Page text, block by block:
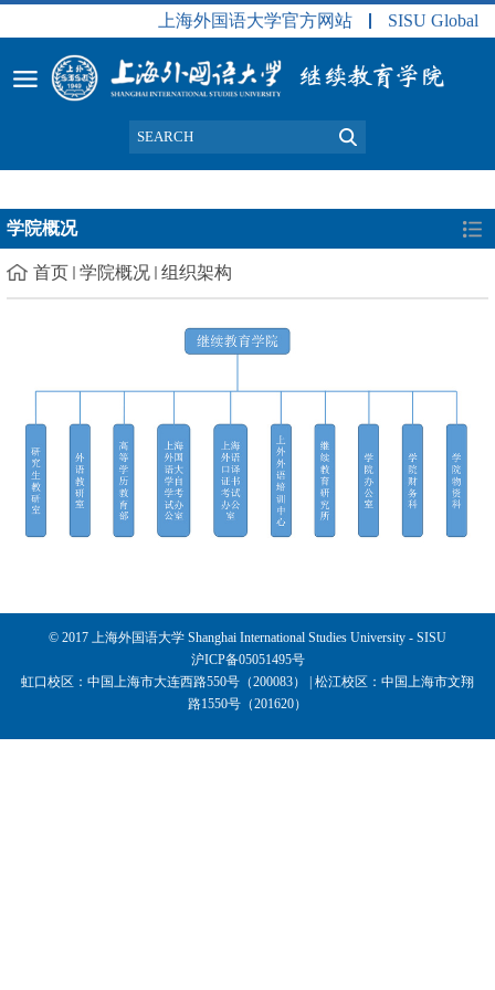
上海外国语大学官方网站 SISU Global
学院概况
首页 学院概况 组织架构
© 2017 上海外国语大学 Shanghai International Studies University - SISU
沪ICP备05051495号
虹口校区：中国上海市大连西路550号（200083） | 松江校区：中国上海市文翔
路1550号（201620）